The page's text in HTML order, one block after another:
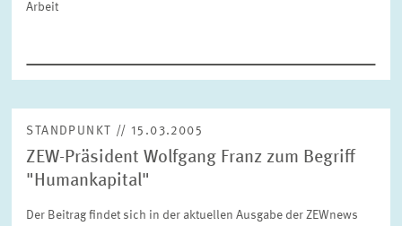
Arbeit
STANDPUNKT // 15.03.2005
ZEW-Präsident Wolfgang Franz zum Begriff
"Humankapital"
Der Beitrag findet sich in der aktuellen Ausgabe der ZEWnews